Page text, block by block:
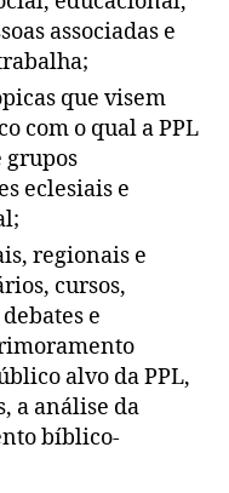
associadas e
que visem
com o qual a PPL
grupos
eclesiais e
regionais e
cursos,
e
alvo da PPL,
a análise da
bíblico-